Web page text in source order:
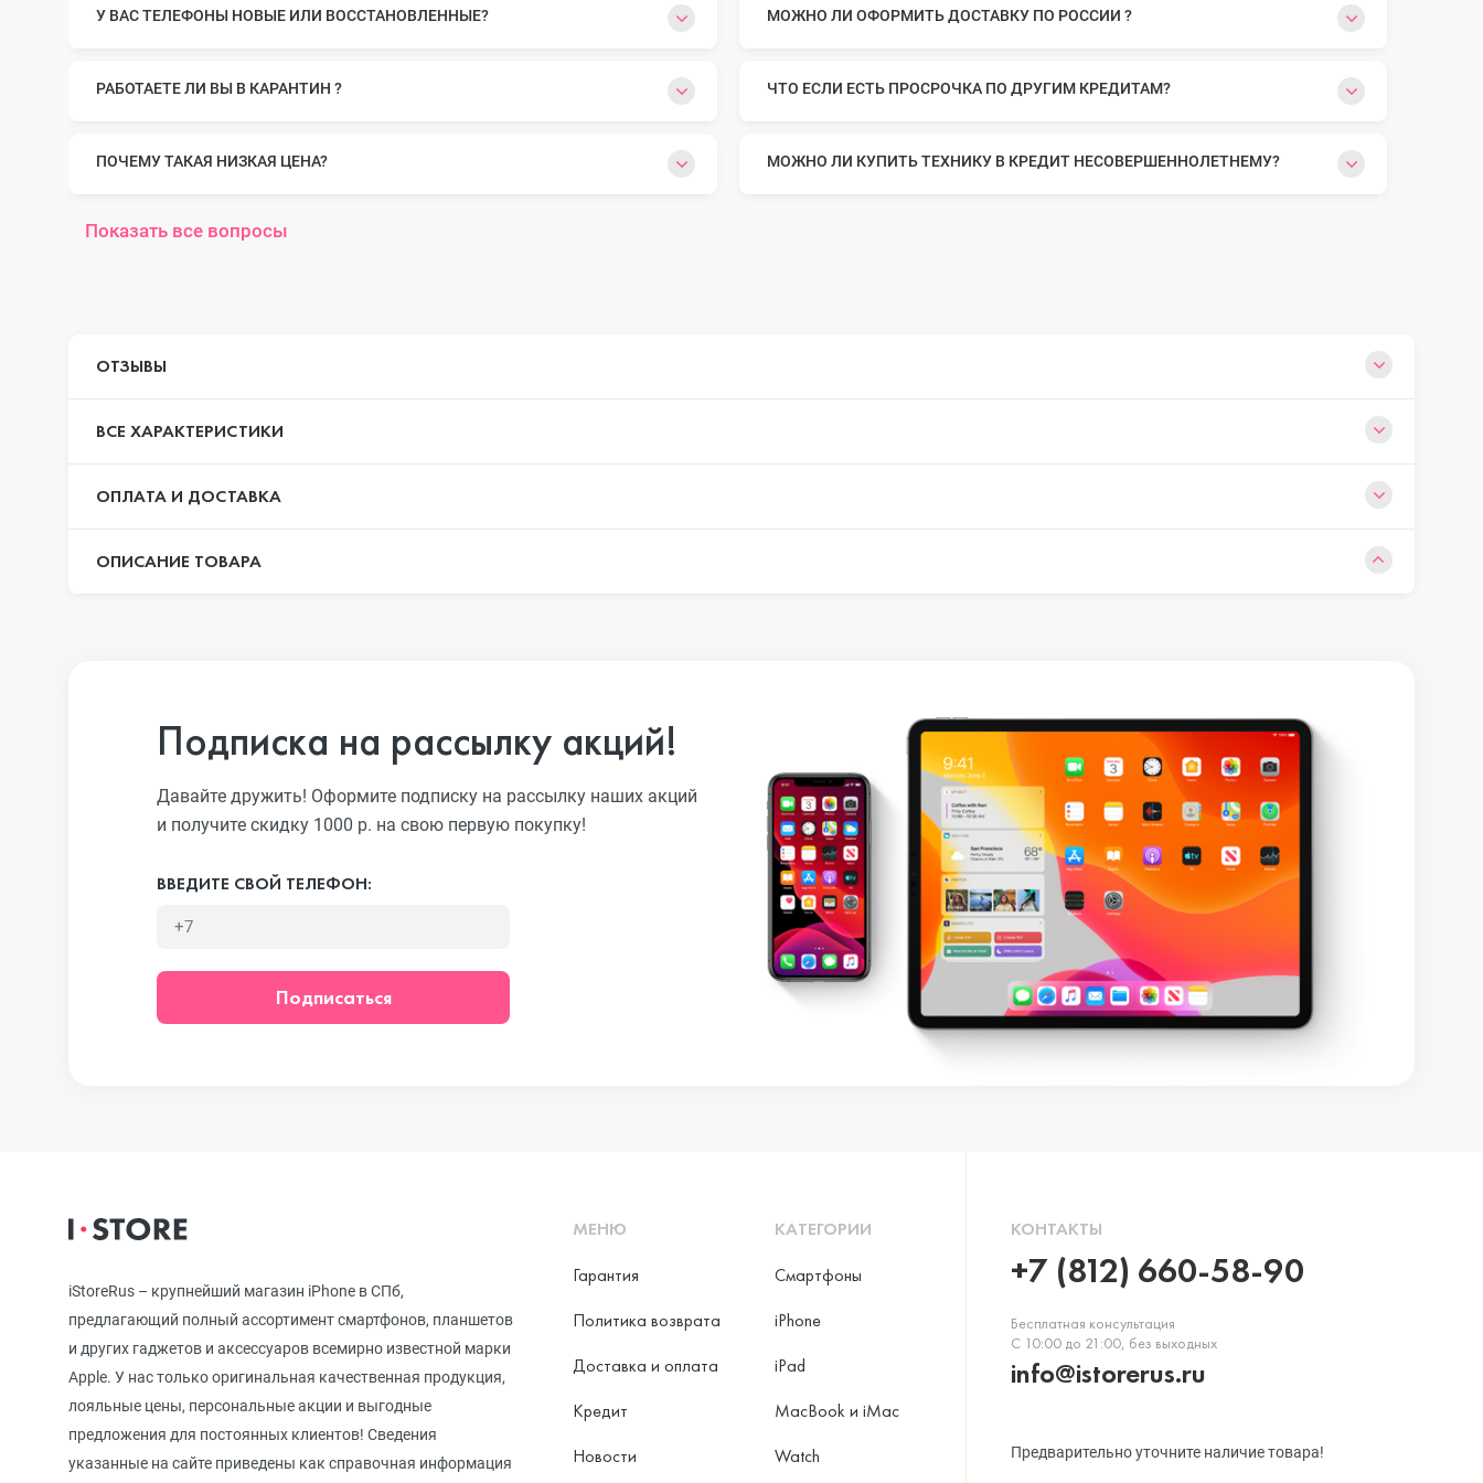
iPhone 13 mini
iPhone 12
iPhone 11 Pro
iPhone 11
iPhone XS Max
У ВАС ТЕЛЕФОНЫ НОВЫЕ ИЛИ ВОССТАНОВЛЕННЫЕ?
РАБОТАЕТЕ ЛИ ВЫ В КАРАНТИН ?
ПОЧЕМУ ТАКАЯ НИЗКАЯ ЦЕНА?
МОЖНО ЛИ ОФОРМИТЬ ДОСТАВКУ ПО РОССИИ ?
ЧТО ЕСЛИ ЕСТЬ ПРОСРОЧКА ПО ДРУГИМ КРЕДИТАМ?
МОЖНО ЛИ КУПИТЬ ТЕХНИКУ В КРЕДИТ НЕСОВЕРШЕННОЛЕТНЕМУ?
Показать все вопросы
ОТЗЫВЫ
ВСЕ ХАРАКТЕРИСТИКИ
ОПЛАТА И ДОСТАВКА
ОПИСАНИЕ ТОВАРА
Подписка на рассылку акций!
Давайте дружить! Оформите подписку на рассылку наших акций
и получите скидку 1000 р. на свою первую покупку!
ВВЕДИТЕ СВОЙ ТЕЛЕФОН:
Подписаться
iStoreRus – крупнейший магазин iPhone в СПб,
предлагающий полный ассортимент смартфонов, планшетов
и других гаджетов и аксессуаров всемирно известной марки
Apple. У нас только оригинальная качественная продукция,
лояльные цены, персональные акции и выгодные
предложения для постоянных клиентов! Сведения
указанные на сайте приведены как справочная информация
МЕНЮ
Гарантия
Политика возврата
Доставка и оплата
Кредит
Новости
КАТЕГОРИИ
Смартфоны
iPhone
iPad
MacBook и iMac
Watch
КОНТАКТЫ
+7 (812) 660-58-90
Бесплатная консультация
С 10:00 до 21:00, без выходных
info@istorerus.ru
Предварительно уточните наличие товара!